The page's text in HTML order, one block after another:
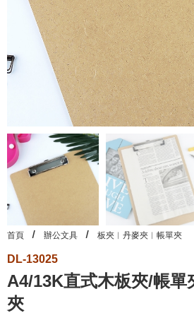
首頁 辦公文具 板夾︱丹麥夾︱帳單夾
DL-13025
A4/13K直式木板夾/帳
夾